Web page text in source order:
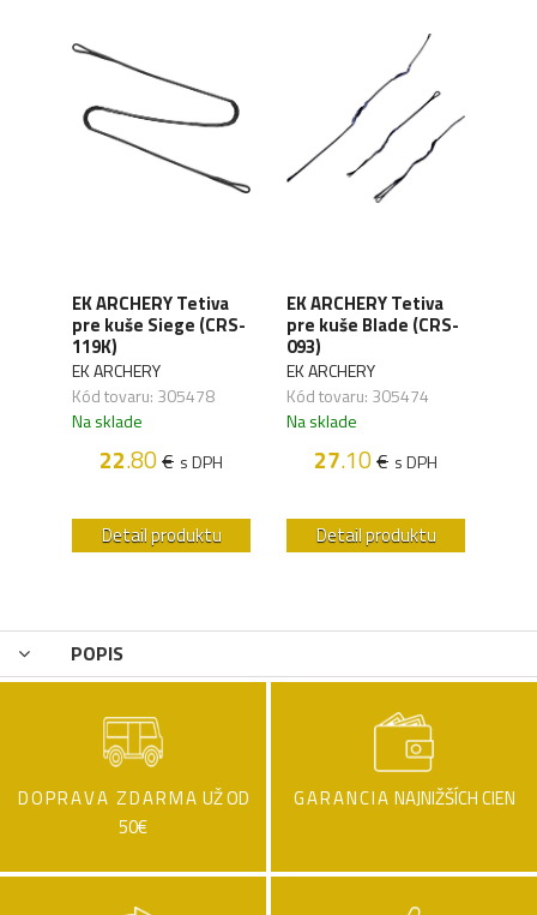
EK ARCHERY Tetiva
pre kuše Siege (CRS-
119K)
EK ARCHERY
Kód tovaru: 305478
Na sklade
22.80€ s DPH
Detail produktu
EK ARCHERY Tetiva
pre kuše Blade (CRS-
093)
EK ARCHERY
Kód tovaru: 305474
Na sklade
27.10€ s DPH
Detail produktu
POPIS
DOPRAVA ZDARMA UŽ OD
50€
GARANCIA NAJNIŽŠÍCH CIEN